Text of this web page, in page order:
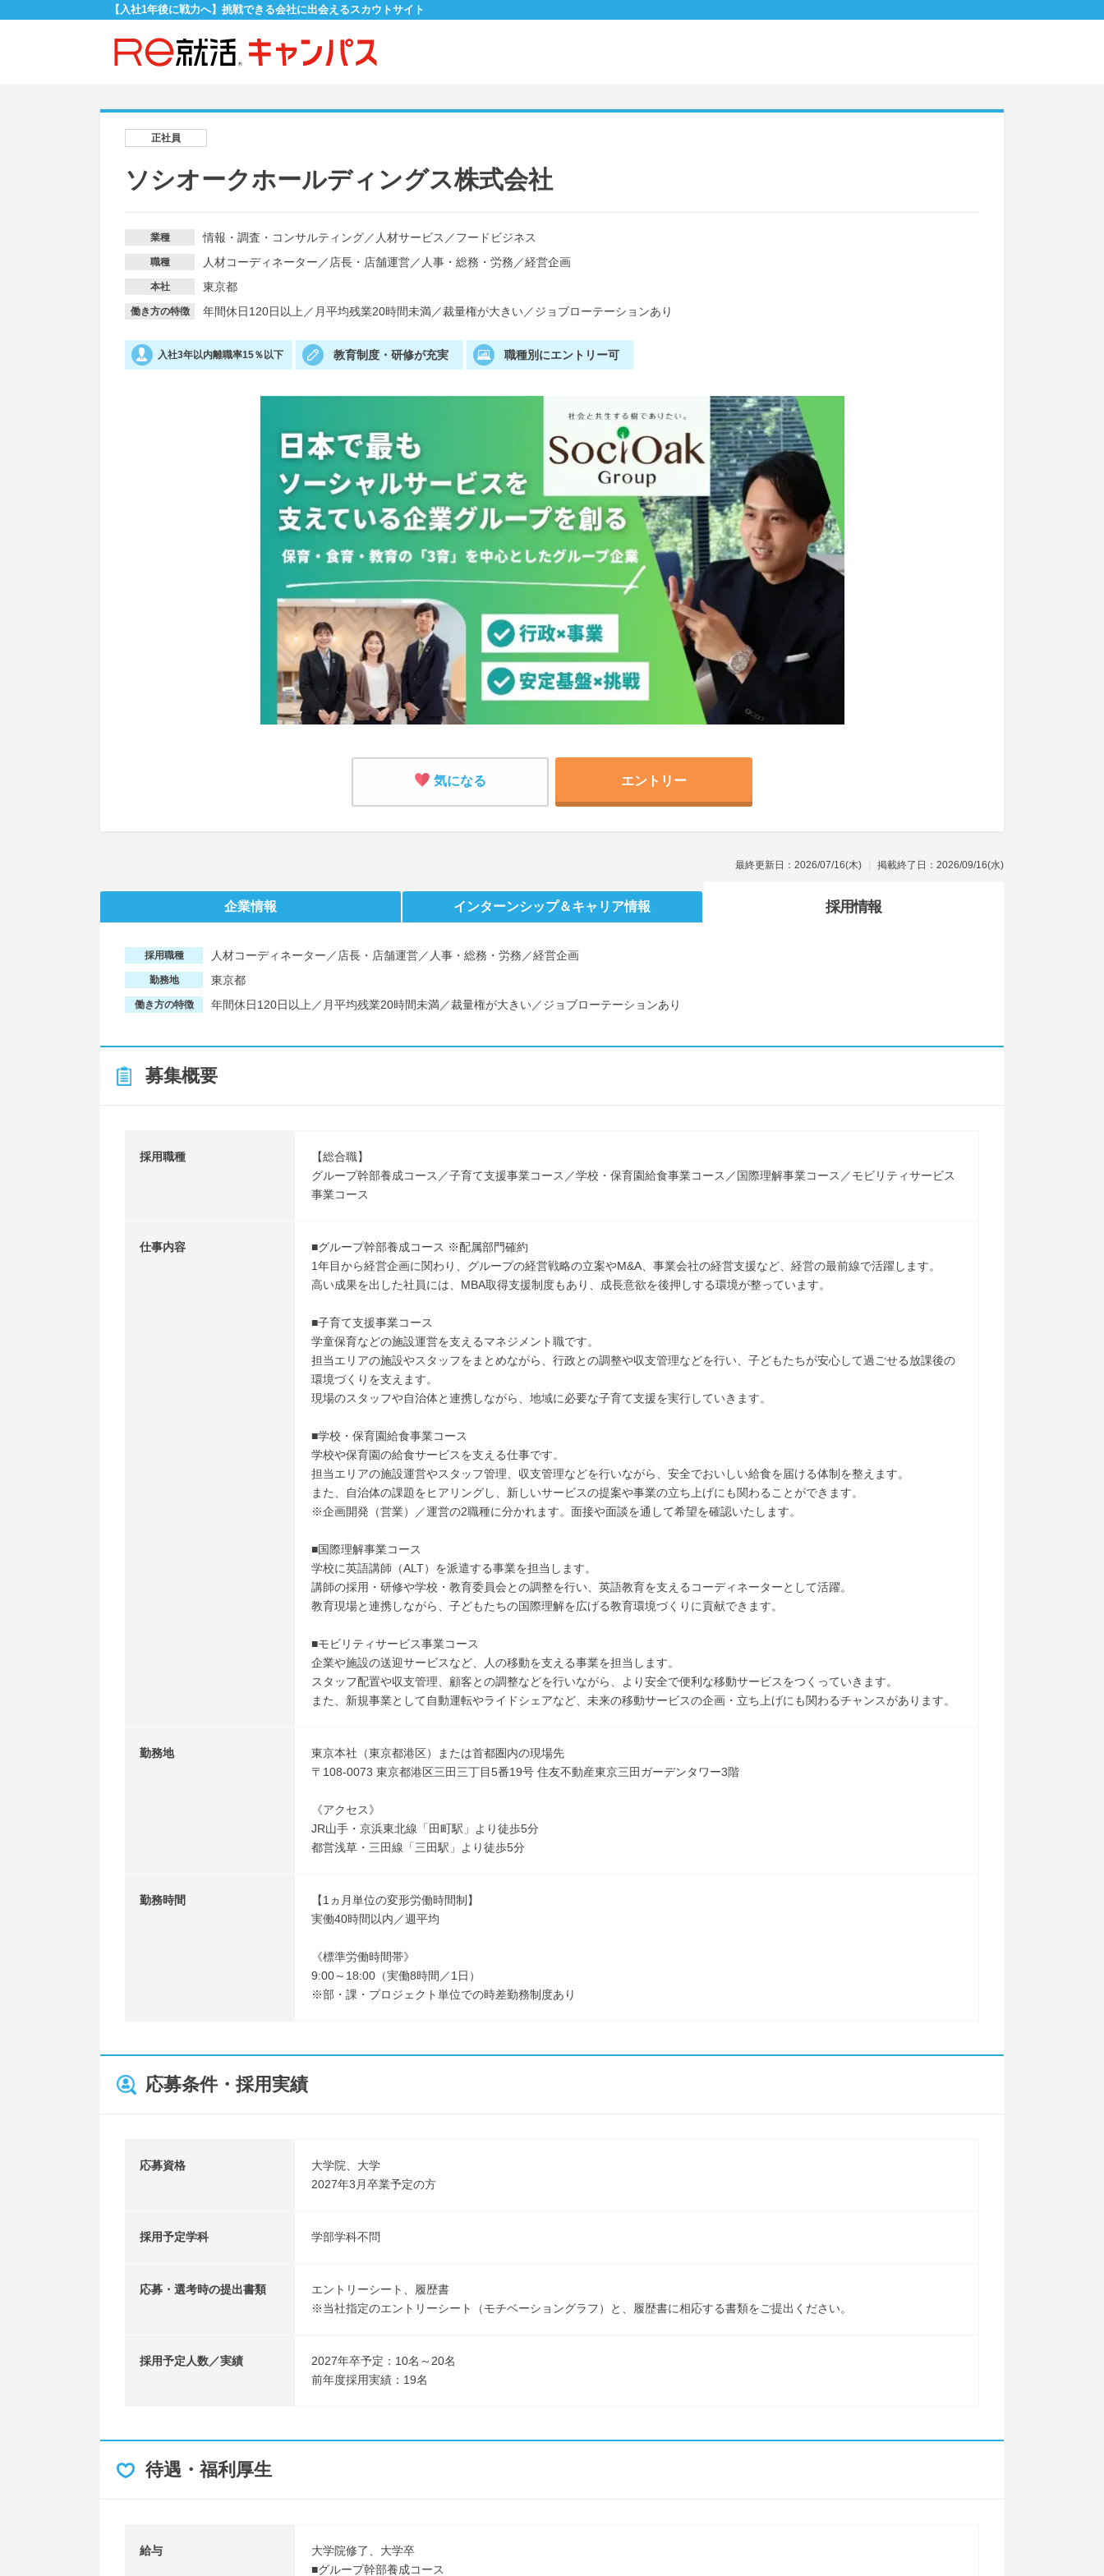
【入社1年後に戦力へ】挑戦できる会社に出会えるスカウトサイト
正社員
ソシオークホールディングス株式会社
業種 情報・調査・コンサルティング／ 人材サービス ／フードビジネス
職種 人材コーディネーター ／ 店長・店舗運営／ 人事・総務・労務 ／経営企画
本社 東京都
働き方の特徴 年間休日120日以上 ／ 月平均残業20時間未満／裁量権が大きい／ジョブローテーションあり
入社3年以内離職率15％以下 教育制度・研修が充実 職種別にエントリー可
気になる エントリー
最終更新日：2026/07/16(木) 掲載終了日：2026/09/16(水)
企業情報 インターンシップ＆キャリア情報 採用情報
採用職種 人材コーディネーター／店長・店舗運営／人事・総務・労務／経営企画
勤務地 東京都
働き方の特徴 年間休日120日以上／月平均残業20時間未満／裁量権が大きい／ジョブローテーションあり
募集概要
採用職種
【総合職】
グループ幹部養成コース／子育て支援事業コース／学校・保育園給食事業コース／国際理解事業コース／モビリティサービス
事業コース
仕事内容
■グループ幹部養成コース ※配属部門確約
1年目から経営企画に関わり、グループの経営戦略の立案やM&A、事業会社の経営支援など、経営の最前線で活躍します。
高い成果を出した社員には、MBA取得支援制度もあり、成長意欲を後押しする環境が整っています。
■子育て支援事業コース
学童保育などの施設運営を支えるマネジメント職です。
担当エリアの施設やスタッフをまとめながら、行政との調整や収支管理などを行い、子どもたちが安心して過ごせる放課後の
環境づくりを支えます。
現場のスタッフや自治体と連携しながら、地域に必要な子育て支援を実行していきます。
■学校・保育園給食事業コース
学校や保育園の給食サービスを支える仕事です。
担当エリアの施設運営やスタッフ管理、収支管理などを行いながら、安全でおいしい給食を届ける体制を整えます。
また、自治体の課題をヒアリングし、新しいサービスの提案や事業の立ち上げにも関わることができます。
※企画開発（営業）／運営の2職種に分かれます。面接や面談を通して希望を確認いたします。
■国際理解事業コース
学校に英語講師（ALT）を派遣する事業を担当します。
講師の採用・研修や学校・教育委員会との調整を行い、英語教育を支えるコーディネーターとして活躍。
教育現場と連携しながら、子どもたちの国際理解を広げる教育環境づくりに貢献できます。
■モビリティサービス事業コース
企業や施設の送迎サービスなど、人の移動を支える事業を担当します。
スタッフ配置や収支管理、顧客との調整などを行いながら、より安全で便利な移動サービスをつくっていきます。
また、新規事業として自動運転やライドシェアなど、未来の移動サービスの企画・立ち上げにも関わるチャンスがあります。
勤務地
東京本社（東京都港区）または首都圏内の現場先
〒108-0073 東京都港区三田三丁目5番19号 住友不動産東京三田ガーデンタワー3階
《アクセス》
JR山手・京浜東北線「田町駅」より徒歩5分
都営浅草・三田線「三田駅」より徒歩5分
勤務時間
【1ヵ月単位の変形労働時間制】
実働40時間以内／週平均
《標準労働時間帯》
9:00～18:00（実働8時間／1日）
※部・課・プロジェクト単位での時差勤務制度あり
応募条件・採用実績
応募資格
大学院、大学
2027年3月卒業予定の方
採用予定学科 学部学科不問
応募・選考時の提出書類
エントリーシート、履歴書
※当社指定のエントリーシート（モチベーショングラフ）と、履歴書に相応する書類をご提出ください。
採用予定人数／実績
2027年卒予定：10名～20名
前年度採用実績：19名
待遇・福利厚生
給与
大学院修了、大学卒
■グループ幹部養成コース